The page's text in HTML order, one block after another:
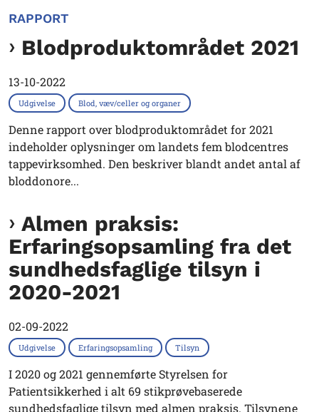
RAPPORT
Blodproduktområdet 2021
13-10-2022
Udgivelse Blod, væv/celler og organer
Denne rapport over blodproduktområdet for 2021
indeholder oplysninger om landets fem blodcentres
tappevirksomhed. Den beskriver blandt andet antal af
bloddonore...
Almen praksis:
Erfaringsopsamling fra det
sundhedsfaglige tilsyn i
2020-2021
02-09-2022
Udgivelse Erfaringsopsamling Tilsyn
I 2020 og 2021 gennemførte Styrelsen for
Patientsikkerhed i alt 69 stikprøvebaserede
sundhedsfaglige tilsyn med almen praksis. Tilsynene